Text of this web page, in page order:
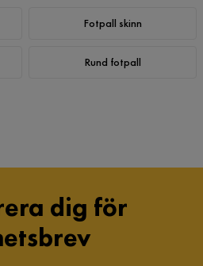
Fotpall skinn
Rund fotpall
dig för